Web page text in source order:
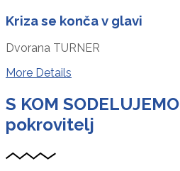
Kriza se konča v glavi
Dvorana TURNER
More Details
S KOM SODELUJEMO
pokrovitelj